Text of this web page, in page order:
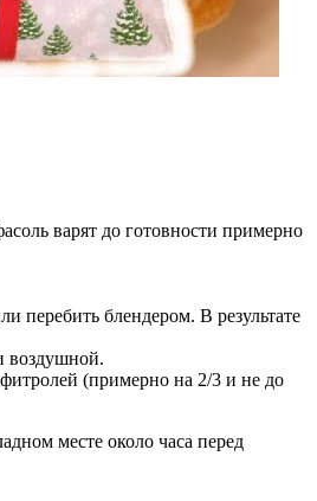
варят до готовности примерно
перебить блендером. В результате
воздушной.
(примерно на 2/3 и не до
месте около часа перед